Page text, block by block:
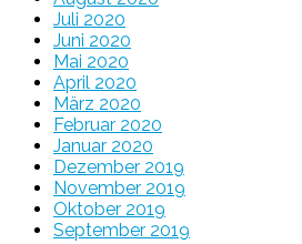
Juli 2020
Juni 2020
Mai 2020
April 2020
März 2020
Februar 2020
Januar 2020
Dezember 2019
November 2019
Oktober 2019
September 2019